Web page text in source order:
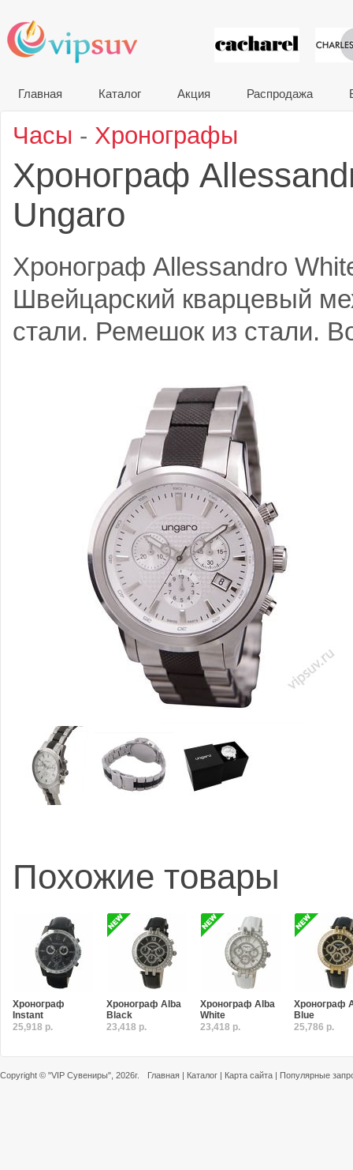
VIP
Главная Каталог Акция Распродажа
Часы - Хронографы
Хронограф
Ungaro
Хронограф Allessandro
Швейцарский кварцевый
стали. Ремешок из стали.
Похожие товары
Хронограф
Instant
25,918 р.
Хронограф Alba
Black
23,418 р.
Хронограф Alba
White
23,418 р.
Хронограф
Blue
25,786 р.
Copyright © "VIP Сувениры" , 2026г. Главная | Каталог | Карта сайта | Популярные